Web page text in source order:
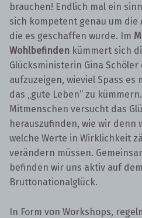
brauchen! Endlich mal ein
sich kompetent genau um
die es geschaffen wurde. Im
Wohlbefinden kümmert sich
Glücksministerin Gina
aufzuzeigen, wieviel Spass es
das „gute Leben“ zu
Mitmenschen versucht das
herauszufinden, wie wir denn
welche Werte in Wirklichkeit
verändern müssen.
befinden wir uns aktiv auf
Bruttonationalglück.
In Form von Workshops,